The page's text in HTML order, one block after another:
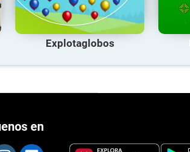
Explotaglobos
en